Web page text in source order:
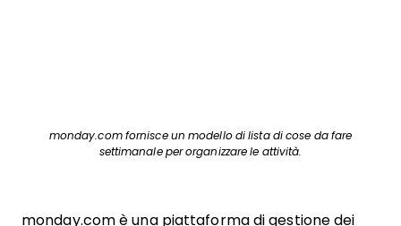
monday.com fornisce un modello di lista di cose da fare
settimanale per organizzare le attività.
monday.com è una piattaforma di gestione dei